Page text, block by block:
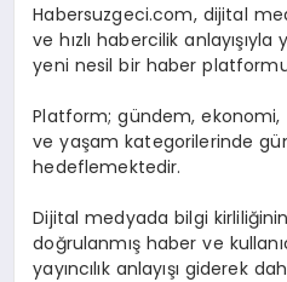
Habersuzgeci.com, dijital
ve hızlı habercilik
yeni nesil bir haber
Platform; gündem, ekonomi,
ve yaşam kategorilerinde
hedeflemektedir.
Dijital medyada bilgi
doğrulanmış haber ve
yayıncılık anlayışı giderek